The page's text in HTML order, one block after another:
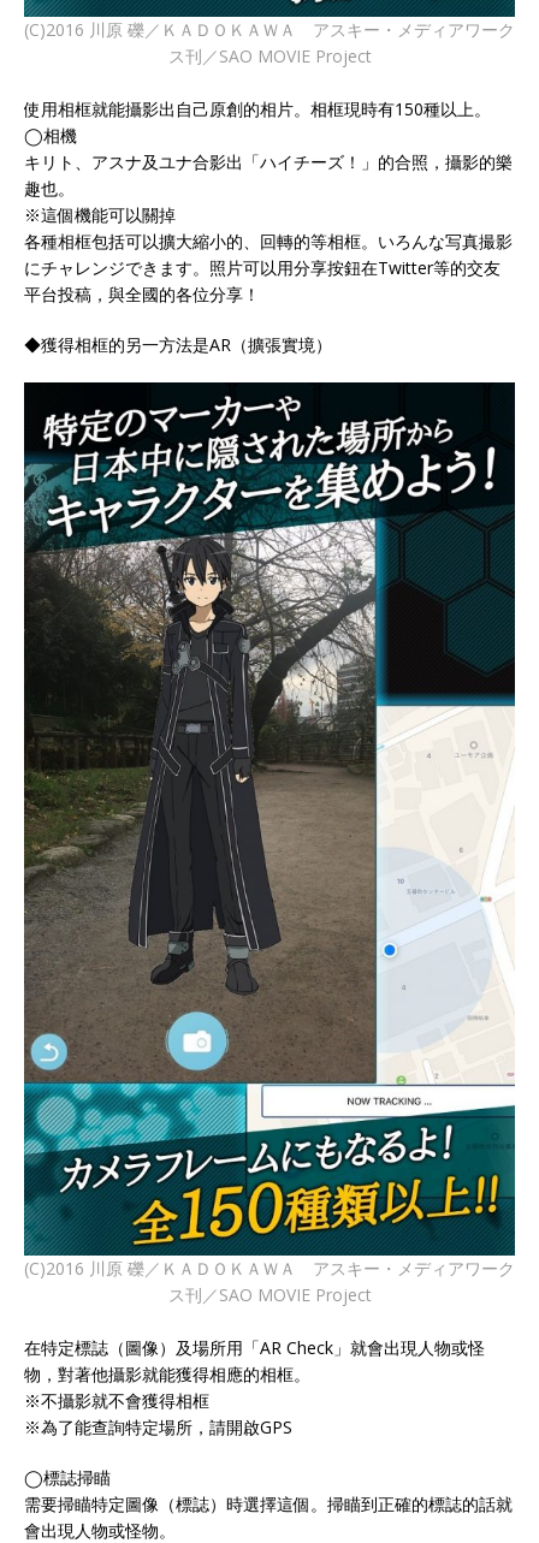
(C)2016 川原 礫／ＫＡＤＯＫＡＷＡ アスキー・メディアワーク
ス刊／SAO MOVIE Project
使用相框就能攝影出自己原創的相片。相框現時有150種以上。
◯相機
キリト、アスナ及ユナ合影出「ハイチーズ！」的合照，攝影的樂
趣也。
※這個機能可以關掉
各種相框包括可以擴大縮小的、回轉的等相框。いろんな写真撮影
にチャレンジできます。照片可以用分享按鈕在Twitter等的交友
平台投稿，與全國的各位分享！
◆獲得相框的另一方法是AR（擴張實境）
(C)2016 川原 礫／ＫＡＤＯＫＡＷＡ アスキー・メディアワーク
ス刊／SAO MOVIE Project
在特定標誌（圖像）及場所用「AR Check」就會出現人物或怪
物，對著他攝影就能獲得相應的相框。
※不攝影就不會獲得相框
※為了能查詢特定場所，請開啟GPS
◯標誌掃瞄
需要掃瞄特定圖像（標誌）時選擇這個。掃瞄到正確的標誌的話就
會出現人物或怪物。